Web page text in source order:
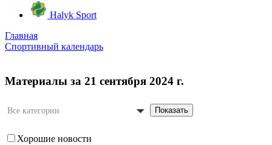
Halyk Sport
Главная
Спортивный календарь
Материалы за 21 сентября 2024 г.
Все категории Показать
Хорошие новости